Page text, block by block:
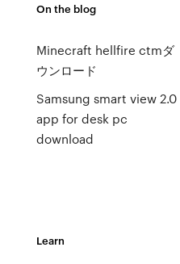
On the blog
Minecraft hellfire ctmダ
ウンロード
Samsung smart view 2.0
app for desk pc
download
Learn